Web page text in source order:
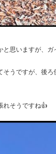
思いますが、ガ
そうですが、後ろ
れそうですね👍